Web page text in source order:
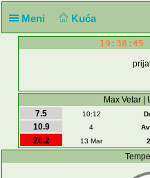
Meni Kuća
19:38:45
Max Vetar |
7.5
10:12
10.9
4
20.2
13 Mar